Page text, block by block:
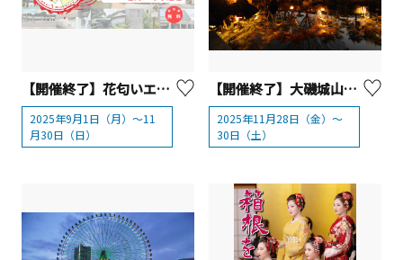
【開催終了】花匂いエリアでスタンプラリーを開催中！！【秦野市・中井町・二宮町・大磯町広域行政推進協議会】
2025年9月1日（月）～11
月30日（日）
【開催終了】大磯城山公園 もみじのライトアップ2025
2025年11月28日（金）～
30日（土）